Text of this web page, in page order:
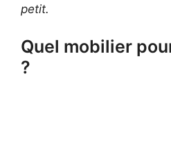
petit.
Quel mobilier
?